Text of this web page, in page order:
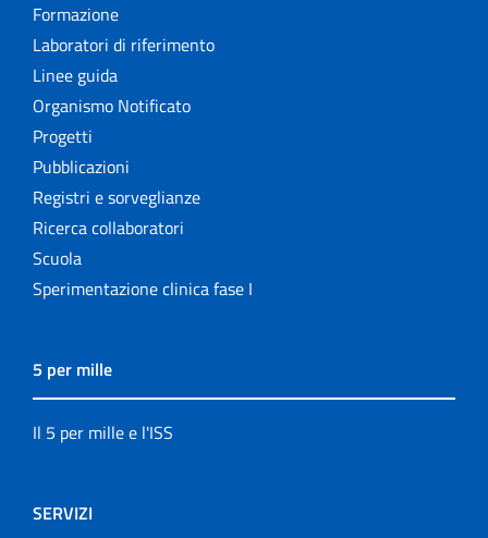
Formazione
Laboratori di riferimento
Linee guida
Organismo Notificato
Progetti
Pubblicazioni
Registri e sorveglianze
Ricerca collaboratori
Scuola
Sperimentazione clinica fase I
5 per mille
Il 5 per mille e l'ISS
SERVIZI